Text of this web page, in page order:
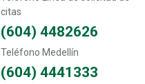
citas
(604) 4482626
Teléfono Medellín
(604) 4441333